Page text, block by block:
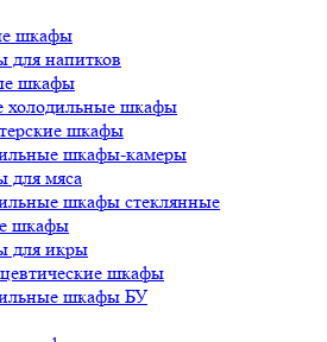
шкафы
напитков
шкафы
холодильные шкафы
шкафы
шкафы-камеры
мяса
шкафы стеклянные
шкафы
для икры
шкафы
шкафы БУ